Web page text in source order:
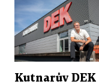
Kutnarův DEK